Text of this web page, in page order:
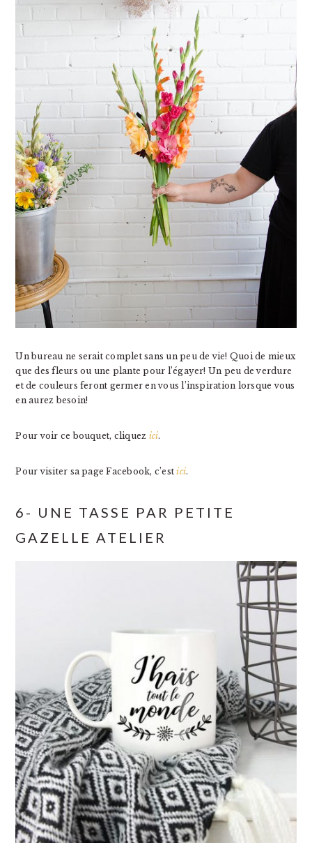
Un bureau ne serait complet sans un peu de vie! Quoi de mieux
que des fleurs ou une plante pour l’égayer! Un peu de verdure
et de couleurs feront germer en vous l’inspiration lorsque vous
en aurez besoin!
Pour voir ce bouquet, cliquez ici.
Pour visiter sa page Facebook, c’estici.
6- UNE TASSE PAR PETITE
GAZELLE ATELIER